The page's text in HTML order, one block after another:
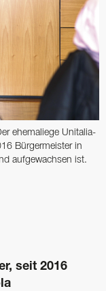
ehemaliege Unitalia-
Bürgermeister in
aufgewachsen ist.
seit 2016